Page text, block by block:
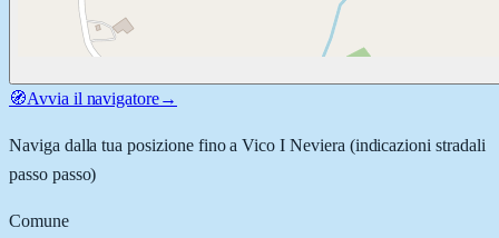
🧭Avvia il navigatore→
Naviga dalla tua posizione fino aVico I Neviera (indicazioni stradali
passo passo)
Comune